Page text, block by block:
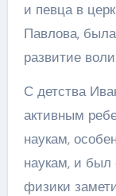
и певца в
Павлова,
развитие
С детства
активным
наукам,
наукам, и был
физики